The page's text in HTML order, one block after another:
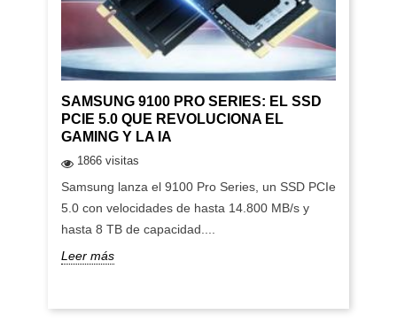
SAMSUNG 9100 PRO SERIES: EL SSD
PCIE 5.0 QUE REVOLUCIONA EL
GAMING Y LA IA
1866 visitas
Samsung lanza el 9100 Pro Series, un SSD PCIe
5.0 con velocidades de hasta 14.800 MB/s y
hasta 8 TB de capacidad....
Leer más